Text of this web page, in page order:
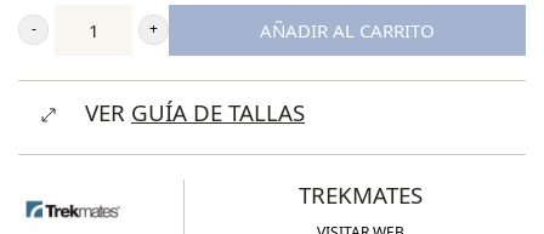
Trekmates
Keska
cantidad
AÑADIR AL CARRITO
VER GUÍA DE TALLAS
TREKMATES